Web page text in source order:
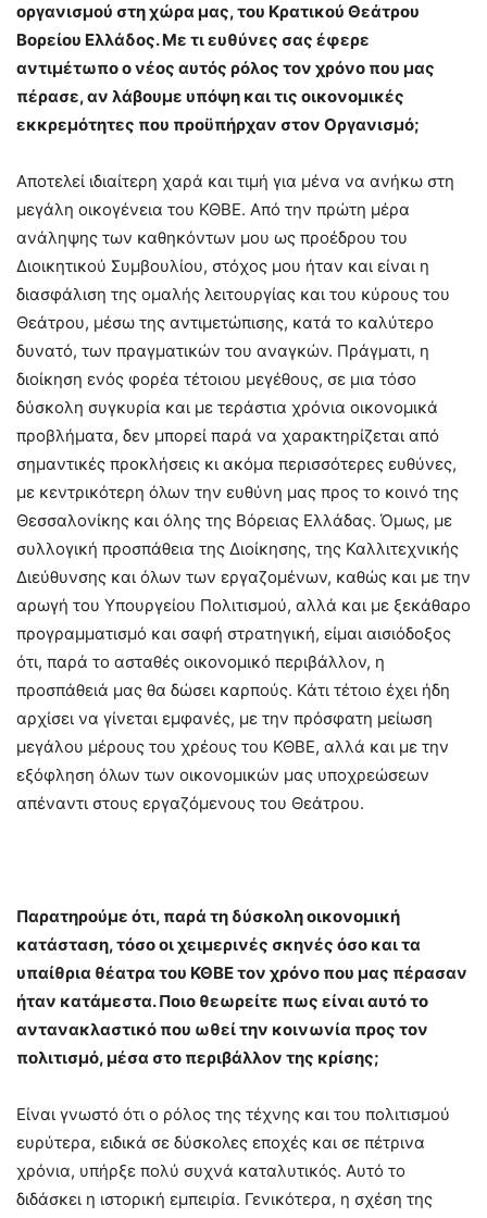
οργανισμού στη χώρα μας, του Κρατικού Θεάτρου
Βορείου Ελλάδος. Με τι ευθύνες σας έφερε
αντιμέτωπο ο νέος αυτός ρόλος τον χρόνο που μας
πέρασε, αν λάβουμε υπόψη και τις οικονομικές
εκκρεμότητες που προϋπήρχαν στον Οργανισμό;
Αποτελεί ιδιαίτερη χαρά και τιμή για μένα να ανήκω στη
μεγάλη οικογένεια του ΚΘΒΕ. Από την πρώτη μέρα
ανάληψης των καθηκόντων μου ως προέδρου του
Διοικητικού Συμβουλίου, στόχος μου ήταν και είναι η
διασφάλιση της ομαλής λειτουργίας και του κύρους του
Θεάτρου, μέσω της αντιμετώπισης, κατά το καλύτερο
δυνατό, των πραγματικών του αναγκών. Πράγματι, η
διοίκηση ενός φορέα τέτοιου μεγέθους, σε μια τόσο
δύσκολη συγκυρία και με τεράστια χρόνια οικονομικά
προβλήματα, δεν μπορεί παρά να χαρακτηρίζεται από
σημαντικές προκλήσεις κι ακόμα περισσότερες ευθύνες,
με κεντρικότερη όλων την ευθύνη μας προς το κοινό της
Θεσσαλονίκης και όλης της Βόρειας Ελλάδας. Όμως, με
συλλογική προσπάθεια της Διοίκησης, της Καλλιτεχνικής
Διεύθυνσης και όλων των εργαζομένων, καθώς και με την
αρωγή του Υπουργείου Πολιτισμού, αλλά και με ξεκάθαρο
προγραμματισμό και σαφή στρατηγική, είμαι αισιόδοξος
ότι, παρά το ασταθές οικονομικό περιβάλλον, η
προσπάθειά μας θα δώσει καρπούς. Κάτι τέτοιο έχει ήδη
αρχίσει να γίνεται εμφανές, με την πρόσφατη μείωση
μεγάλου μέρους του χρέους του ΚΘΒΕ, αλλά και με την
εξόφληση όλων των οικονομικών μας υποχρεώσεων
απέναντι στους εργαζόμενους του Θεάτρου.
Παρατηρούμε ότι, παρά τη δύσκολη οικονομική
κατάσταση, τόσο οι χειμερινές σκηνές όσο και τα
υπαίθρια θέατρα του ΚΘΒΕ τον χρόνο που μας πέρασαν
ήταν κατάμεστα. Ποιο θεωρείτε πως είναι αυτό το
αντανακλαστικό που ωθεί την κοινωνία προς τον
πολιτισμό, μέσα στο περιβάλλον της κρίσης;
Είναι γνωστό ότι ο ρόλος της τέχνης και του πολιτισμού
ευρύτερα, ειδικά σε δύσκολες εποχές και σε πέτρινα
χρόνια, υπήρξε πολύ συχνά καταλυτικός. Αυτό το
διδάσκει η ιστορική εμπειρία. Γενικότερα, η σχέση της